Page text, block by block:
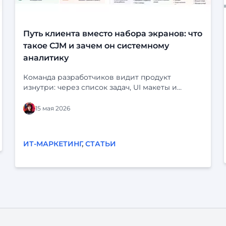
Путь клиента вместо набора экранов: что
такое CJM и зачем он системному
аналитику
Команда разработчиков видит продукт
изнутри: через список задач, UI макеты и
логично: кнопки на месте, статусы продуманы,
сценарий «срабатывает». Но у клиента перед
параллельных дел. Он может отвлечься,
Когда продукт строится «от экранов»,
доходят до конца». «Поддержка завалена
15 мая 2026
ИТ-МАРКЕТИНГ,СТАТЬИ